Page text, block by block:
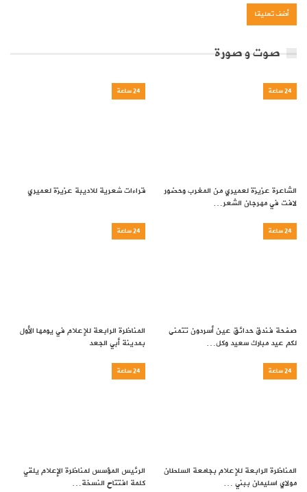
صوت و صورة
24 ساعة
الشاعرة عزيزة لعميري من المغرب وحضور
لافت في مهرجان الشعر…
24 ساعة
قراءات شعرية للاديبة عزيزة لعميري
24 ساعة
صفحة فندق حدائق عين أسردون تتمنى
لكم عيد مبارك سعيد وكل…
24 ساعة
المناظرة الرابعة للإعلام في يومها الأول
بمدينة أبي الجعد
24 ساعة
المناظرة الرابعة للإعلام بجامعة السلطان
مولاي اسليمان ببني …
24 ساعة
الرئيس المؤسس لمناظرة الإعلام يلقي
كلمة افتتاح النسخة…